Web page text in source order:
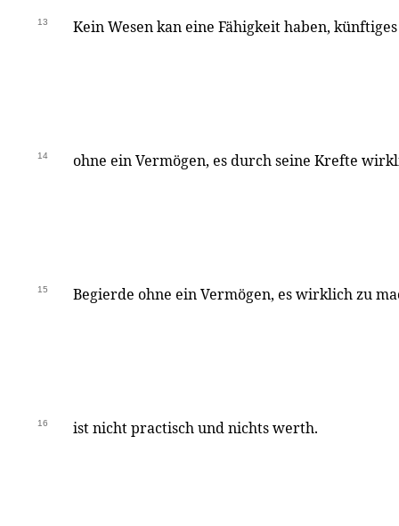
13 Kein Wesen kan eine Fähigkeit haben,
14 ohne ein Vermögen, es durch seine Krefte
15 Begierde ohne ein Vermögen, es wirklich zu
16 ist nicht practisch und nichts werth.